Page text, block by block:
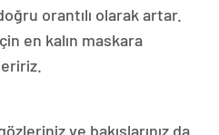
orantılı olarak artar.
en kalın maskara
ve bakışlarınız da